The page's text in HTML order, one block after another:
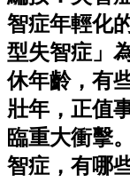
智症年輕化
型失智症」
休年齡，有
壯年，正值
臨重大衝擊
智症，有哪